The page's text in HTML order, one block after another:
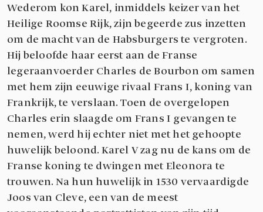
Wederom kon Karel, inmiddels keizer van het
Heilige Roomse Rijk, zijn begeerde zus inzetten
om de macht van de Habsburgers te vergroten.
Hij beloofde haar eerst aan de Franse
legeraanvoerder Charles de Bourbon om samen
met hem zijn eeuwige rivaal Frans I, koning van
Frankrijk, te verslaan. Toen de overgelopen
Charles erin slaagde om Frans I gevangen te
nemen, werd hij echter niet met het gehoopte
huwelijk beloond. Karel V zag nu de kans om de
Franse koning te dwingen met Eleonora te
trouwen. Na hun huwelijk in 1530 vervaardigde
Joos van Cleve, een van de meest